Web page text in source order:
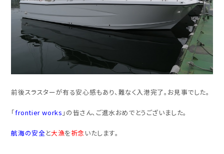
前後スラスターが有る安心感もあり、難なく入港完了。お見事でした。
「frontier works 」の皆さん、ご進水おめでとうございました。
航海の安全と大漁を祈念 いたします。